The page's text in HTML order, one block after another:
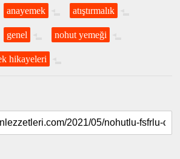
anayemek atıştırmalık
genel nohut yemeği
hikayeleri